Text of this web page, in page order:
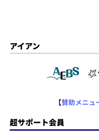
アイアン
【賛助メニュ
超サポート会員